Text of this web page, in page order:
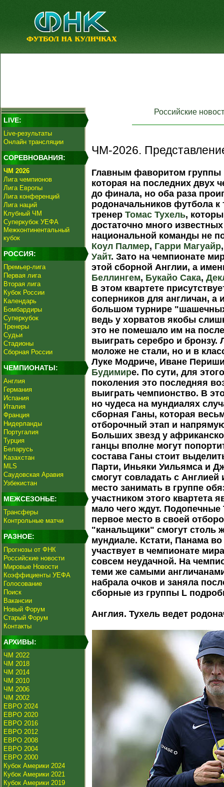
LIVE:
Live-результаты
Онлайн трансляции
СОРЕВНОВАНИЯ:
ЧМ 2026
Лига чемпионов
Лига Европы
Лига конференций
Лига наций
Клубный ЧМ
Суперкубок УЕФА
Межконтинентальный
кубок
РОССИЯ:
Премьер-лига
Первая лига
Вторая лига
Кубок России
Календарь
Бомбардиры
Суперкубок
Тренеры
Судьи
Стадионы
Сборная России
ЧЕМПИОНАТЫ:
Англия
Германия
Испания
Италия
Франция
Нидерланды
Португалия
Турция
Беларусь
Казахстан
MLS
Саудовская Аравия
Узбекистан
МЕЖСЕЗОНЬЕ:
Трансферы
Контрольные матчи
РАЗНОЕ:
Прогнозы от ФНК
Российские новости
Мировые Новости
Коэффициенты УЕФА
Голосование
Поиск
Вакансии
Новый Форум
Старый Форум
Контакты
АРХИВЫ:
ЧМ 2022
ЧМ 2018
ЧМ 2014
ЧМ 2010
ЧМ 2006
ЧМ 2002
ЕВРО 2024
ЕВРО 2020
ЕВРО 2016
ЕВРО 2012
ЕВРО 2008
ЕВРО 2004
ЕВРО 2000
Кубок Америки 2024
Кубок Америки 2021
Кубок Америки 2019
Российские
ЧМ-2026.
Главным фаворитом группы
которая на последних двух
до финала, но оба раза
родоначальников футбола
тренерТомас Тухель,
достаточно много
национальной команды не
Коул Палмер, Гарри Магуайр
Уайт. Зато на чемпионате
этой сборной Англии, а
Беллингем, Букайо Сака,
В этом квартете
соперников для англичан,
большом турнире
ведь у хорватов якобы
это не помешало им на
выиграть серебро и
моложе не стали, но и в
Луке Модриче, Иване
Будимире. По сути, для
поколения это последняя
выиграть чемпионство. В
но чудеса на мундиалях
сборная Ганы, которая
отборочный этап и
Больших звезд у
ганцы вполне могут
состава Ганы стоит
Парти, Иньяки Уильямса и
смогут совладать с Англией
место занимать в группе
участником этого квартета
мало чего ждут. Подопечные
первое место в своей
"канальщики" смогут столь
мундиале. Кстати, Панама
участвует в чемпионате
совсем неудачной. На
теми же самыми
набрала очков и заняла
сборные из группы L
Англия. Тухель ведет